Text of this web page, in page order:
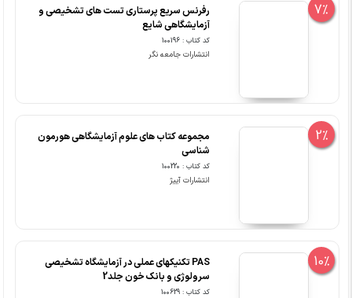
7%
رفرنس سریع پرستاری تست های تشخیصی و
آزمایشگاهی شایع
کد کتاب : 100196
انتشارات جامعه نگر
2%
مجموعه کتاب های علوم آزمایشگاهی هورمون
شناسی
کد کتاب : 100220
انتشارات آییژ
10%
PAS تکنیکهای عملی در آزمایشگاه تشخیصی
سرولوژی و بانک خون جلد2
کد کتاب : 100629